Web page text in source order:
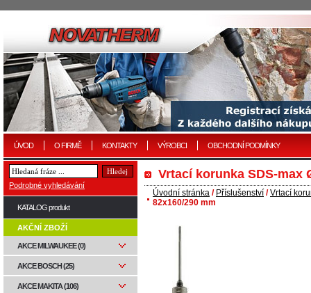
ÚVOD O FIRMĚ KONTAKTY VÝROBCI OBCHODNÍ PODMÍNKY
Vrtací korunka SDS-max
Úvodní stránka / Příslušenství /Vrtací
82x160/290 mm
Podrobné vyhledávání
KATALOG produkt
AKČNÍ ZBOŽÍ
AKCE MILWAUKEE (0)
AKCE BOSCH (25)
AKCE MAKITA (106)